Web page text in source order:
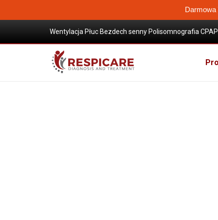
Darmowa
Wentylacja Płuc Bezdech senny Polisomnografia
Wysokoprzepływowa terapia tlenem
Sklep / Produkty
CPAP akcesoria